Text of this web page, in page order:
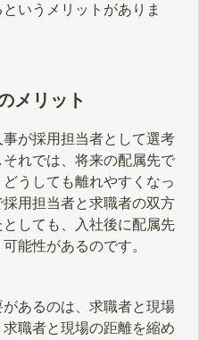
いうメリットがありま
メリット
が採用担当者として選考
れでは、将来の配属先で
うしても離れやすくなっ
用担当者と求職者の双方
しても、入社後に配属先
能性があるのです。
あるのは、求職者と現場
職者と現場の距離を縮め